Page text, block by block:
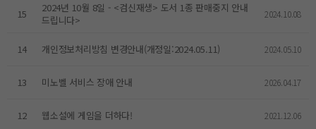
15
2024년 10월 8일 - <검신재생> 도서 1종 판매중지 안내
드립니다>
2024.10.08
14 개인정보처리방침 변경안내(개정일:2024.05.11) 2024.05.10
13 미노벨 서비스 장애 안내 2026.04.17
12 웹소설에 게임을 더하다! 2021.12.06